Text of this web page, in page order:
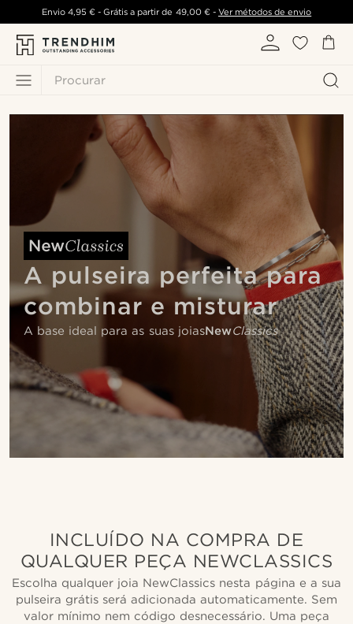
Procurar
Envio 4,95 €- Grátis a partir de 49,00 €- Ver métodos de envio
A pulseira perfeita para
combinar e misturar
A base ideal para as suas joiasNewClassics
INCLUÍDO NA COMPRA DE
QUALQUER PEÇA NEWCLASSICS
Escolha qualquer joia NewClassics nesta página e a sua
pulseira grátis será adicionada automaticamente. Sem
valor mínimo nem código desnecessário. Uma peça